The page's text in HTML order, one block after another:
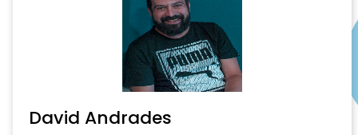
David Andrades